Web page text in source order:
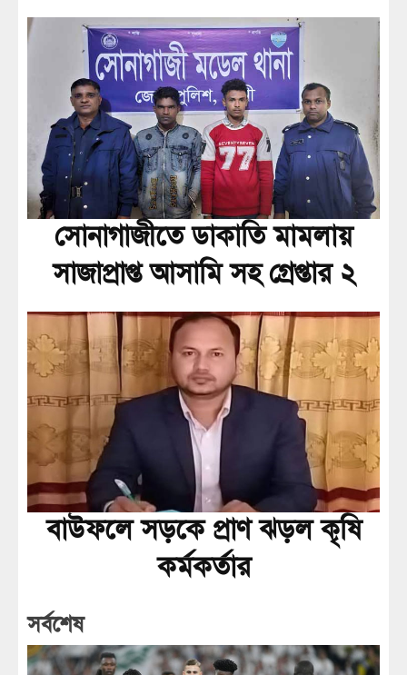
সোনাগাজীতে ডাকাতি মামলায়
সাজাপ্রাপ্ত আসামি সহ গ্রেপ্তার ২
বাউফলে সড়কে প্রাণ ঝড়ল কৃষি
কর্মকর্তার
সর্বশেষ